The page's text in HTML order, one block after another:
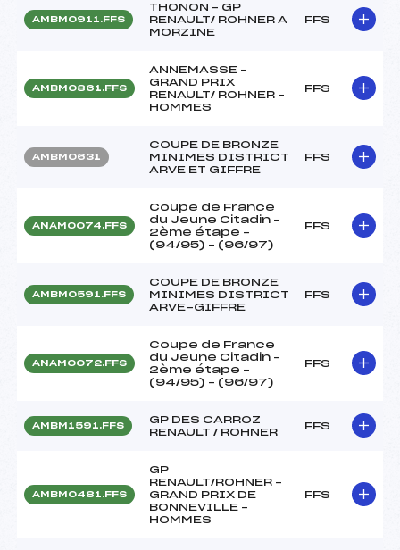
AMBM0911.FFS
THONON – GP
RENAULT/ ROHNER A
MORZINE
FFS
AMBM0861.FFS
ANNEMASSE –
GRAND PRIX
RENAULT/ ROHNER –
HOMMES
FFS
AMBM0631
COUPE DE BRONZE
MINIMES DISTRICT
ARVE ET GIFFRE
FFS
ANAM0074.FFS
Coupe de France
du Jeune Citadin –
2ème étape –
(94/95) – (96/97)
FFS
AMBM0591.FFS
COUPE DE BRONZE
MINIMES DISTRICT
ARVE-GIFFRE
FFS
ANAM0072.FFS
Coupe de France
du Jeune Citadin –
2ème étape –
(94/95) – (96/97)
FFS
AMBM1591.FFS
GP DES CARROZ
RENAULT / ROHNER
FFS
AMBM0481.FFS
GP
RENAULT/ROHNER –
GRAND PRIX DE
BONNEVILLE –
HOMMES
FFS